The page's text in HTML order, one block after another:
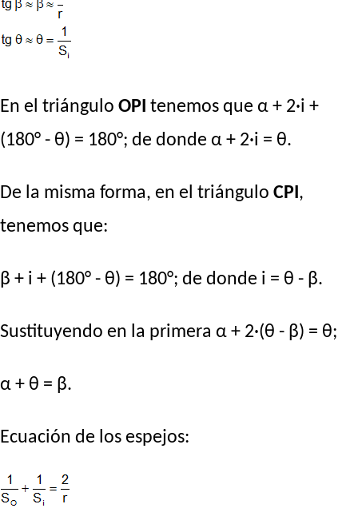
En el triángulo OPI tenemos que α + 2·i +
(180° - θ) = 180°; de donde α + 2·i = θ.
De la misma forma, en el triángulo CPI ,
tenemos que:
β + i + (180° - θ) = 180°; de donde i = θ - β.
Sustituyendo en la primera α + 2·(θ - β) = θ;
α + θ = β.
Ecuación de los espejos: